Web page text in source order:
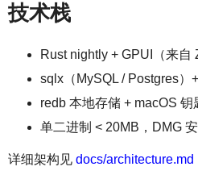
技术栈
Rust nightly + GPUI（来自
sqlx（MySQL / Postgres）
redb 本地存储 + macOS 钥
单二进制 < 20MB，DMG
详细架构见 docs/architecture.md